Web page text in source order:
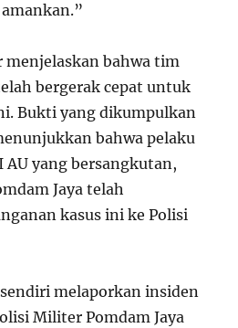
menjelaskan bahwa tim
bergerak cepat untuk
Bukti yang dikumpulkan
bahwa pelaku
AU yang bersangkutan,
Jaya telah
kasus ini ke Polisi
melaporkan insiden
Militer Pomdam Jaya